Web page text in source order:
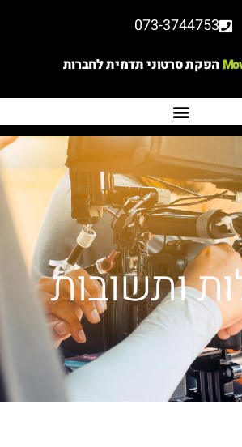
073-3744753
הפקת סרטוני תדמית לחברות
ותשובות